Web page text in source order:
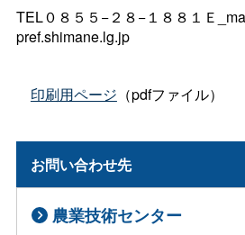
TEL０８５５−２８−１８８１Ｅ
pref.shimane.lg.jp
印刷用ページ （pdfファイル）
お問い合わせ先
農業技術センター